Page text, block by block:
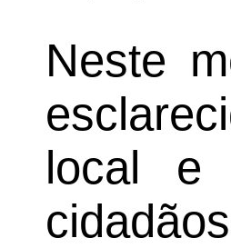
Neste
local e